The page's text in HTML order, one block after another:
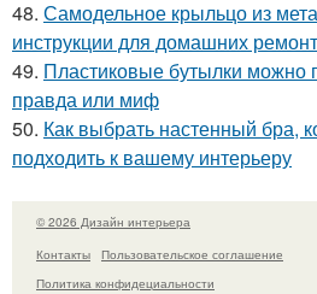
48. Самодельное крыльцо из
инструкции для домашних
49. Пластиковые бутылки можно
правда или миф
50. Как выбрать настенный бра,
подходить к вашему интерьеру
© 2026 Дизайн интерьера
Контакты
Пользовательское соглашение
Политика конфидециальности